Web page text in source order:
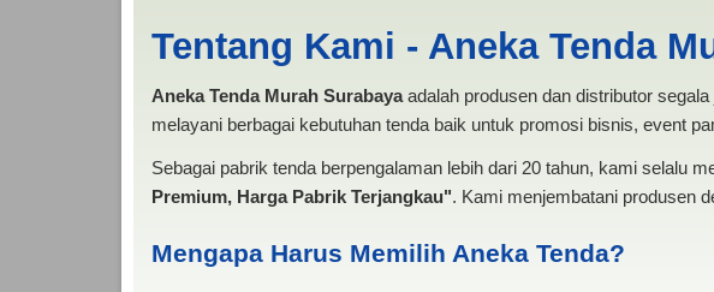
Tentang Kami - Aneka Tenda
Aneka Tenda Murah Surabayaadalah produsen dan distributor
melayani berbagai kebutuhan tenda baik untuk promosi bisnis, event
Sebagai pabrik tenda berpengalaman lebih dari 20 tahun, kami selalu
Premium, Harga Pabrik Terjangkau". Kami menjembatani produsen
Mengapa Harus Memilih Aneka Tenda?